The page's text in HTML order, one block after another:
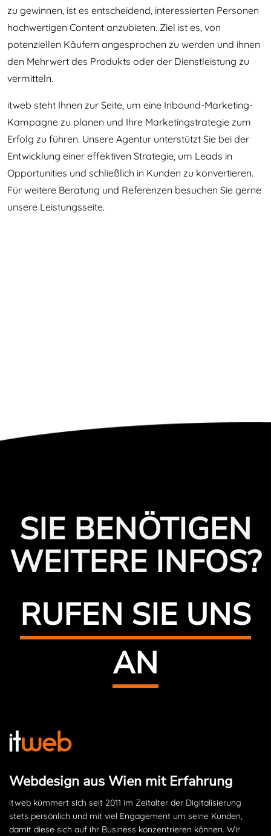
zu gewinnen, ist es entscheidend, interessierten Personen
hochwertigen Content anzubieten. Ziel ist es, von
potenziellen Käufern angesprochen zu werden und ihnen
den Mehrwert des Produkts oder der Dienstleistung zu
vermitteln.
itweb steht Ihnen zur Seite, um eine Inbound-Marketing-
Kampagne zu planen und Ihre Marketingstrategie zum
Erfolg zu führen. Unsere Agentur unterstützt Sie bei der
Entwicklung einer effektiven Strategie, um Leads in
Opportunities und schließlich in Kunden zu konvertieren.
Für weitere Beratung und Referenzen besuchen Sie gerne
unsere Leistungsseite.
SIE BENÖTIGEN
WEITERE INFOS?
RUFEN SIE UNS
AN
Webdesign aus Wien mit Erfahrung
itweb kümmert sich seit 2011 im Zeitalter der Digitalisierung
stets persönlich und mit viel Engagement um seine Kunden,
damit diese sich auf ihr Business konzentrieren können. Wir